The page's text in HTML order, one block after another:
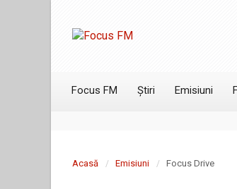
Focus FM Știri Emisiuni
Acasă Emisiuni Focus Drive